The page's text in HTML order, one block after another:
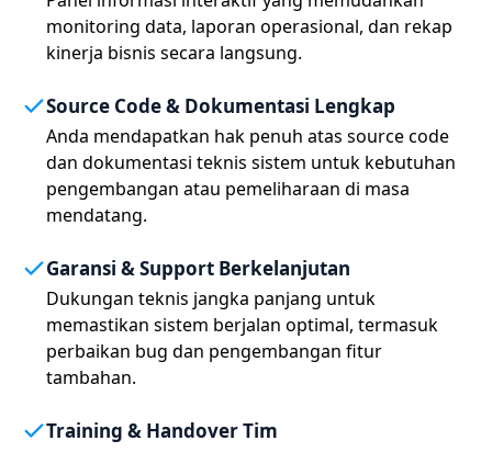
monitoring data, laporan operasional, dan rekap
kinerja bisnis secara langsung.
Source Code & Dokumentasi Lengkap
Anda mendapatkan hak penuh atas source code
dan dokumentasi teknis sistem untuk kebutuhan
pengembangan atau pemeliharaan di masa
mendatang.
Garansi & Support Berkelanjutan
Dukungan teknis jangka panjang untuk
memastikan sistem berjalan optimal, termasuk
perbaikan bug dan pengembangan fitur
tambahan.
Training & Handover Tim